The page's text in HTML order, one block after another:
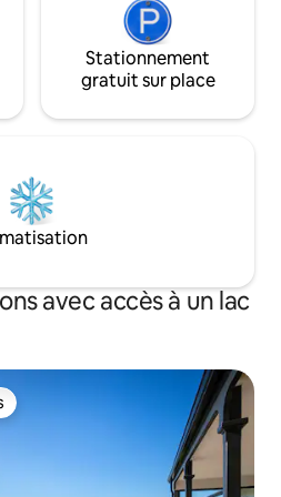
Stationnement
gratuit sur place
avec accès à un lac